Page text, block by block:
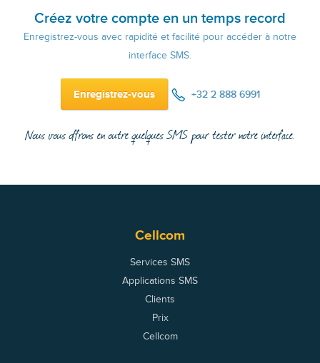
Créez votre compte en un temps record
Enregistrez-vous avec rapidité et facilité pour accéder à notre
interface SMS.
Enregistrez-vous +32 2 888 6991
Nous vous offrons en outre quelques SMS pour tester notre interface.
Cellcom
Services SMS
Applications SMS
Clients
Prix
Cellcom